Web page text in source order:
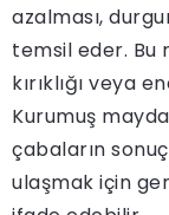
azalması,
temsil eder. Bu
kırıklığı veya
Kurumuş
çabaların
ulaşmak için